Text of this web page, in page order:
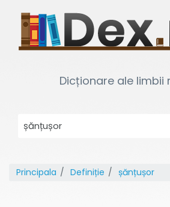
Dicționare ale limbii
Principala Definiție șănțușor